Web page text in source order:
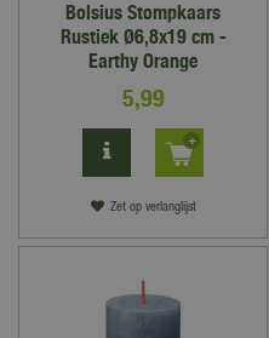
Bolsius Stompkaars
Rustiek Ø6,8x19 cm -
Earthy Orange
5,99
Zet op verlanglijst